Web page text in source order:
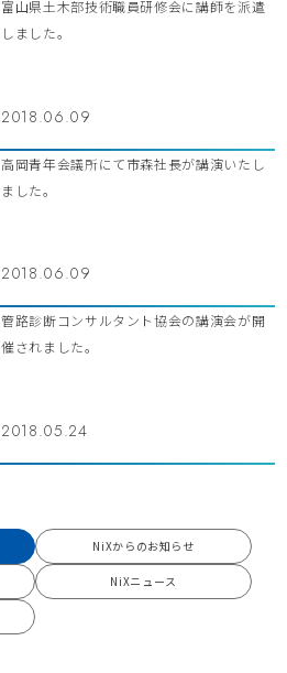
富山県土木部技術職員研修会に講師を派遣
しました。
2018.06.09
高岡青年会議所にて市森社長が講演いたし
ました。
2018.06.09
管路診断コンサルタント協会の講演会が開
催されました。
2018.05.24
NiXからのお知らせ
NiXニュース